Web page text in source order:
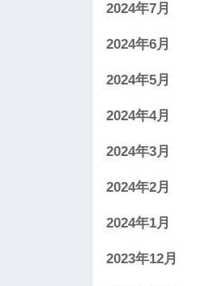
2024年7月
2024年6月
2024年5月
2024年4月
2024年3月
2024年2月
2024年1月
2023年12月